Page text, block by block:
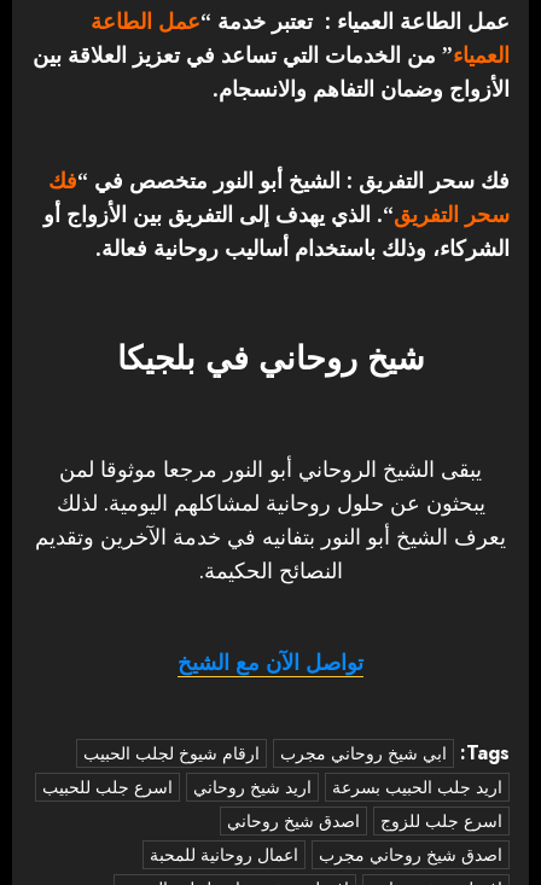
عمل الطاعة العمياء : تعتبر خدمة “عمل الطاعة
العمياء” من الخدمات التي تساعد في تعزيز العلاقة بين
الأزواج وضمان التفاهم والانسجام.
فك سحر التفريق : الشيخ أبو النور متخصص في “فك
سحر التفريق“. الذي يهدف إلى التفريق بين الأزواج أو
الشركاء، وذلك باستخدام أساليب روحانية فعالة.
شيخ روحاني في بلجيكا
يبقى الشيخ الروحاني أبو النور مرجعا موثوقا لمن
يبحثون عن حلول روحانية لمشاكلهم اليومية. لذلك
يعرف الشيخ أبو النور بتفانيه في خدمة الآخرين وتقديم
النصائح الحكيمة.
تواصل الآن مع الشيخ
Tags: ‏ابي شيخ روحاني مجرب
ارقام شيوخ لجلب الحبيب
اريد جلب الحبيب بسرعة
اريد شيخ روحاني
اسرع جلب للحبيب
اسرع جلب للزوج
اصدق شيخ روحاني
اصدق شيخ روحاني مجرب
اعمال روحانية للمحبة